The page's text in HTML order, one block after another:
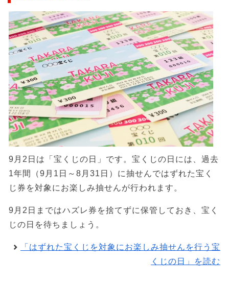
9月2日は「宝くじの日」です。宝くじの日には、過去
1年間（9月1日～8月31日）に抽せんではずれた宝く
じ券を対象にお楽しみ抽せんが行われます。
9月2日まではハズレ券を捨てずに保管しておき、宝く
じの日を待ちましょう。
「はずれた宝くじを対象にお楽しみ抽せんを行う宝
くじの日」を読む